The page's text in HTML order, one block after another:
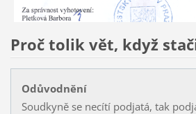
Proč tolik vět, když
Odůvodnění
Soudkyně se necítí podjatá, tak